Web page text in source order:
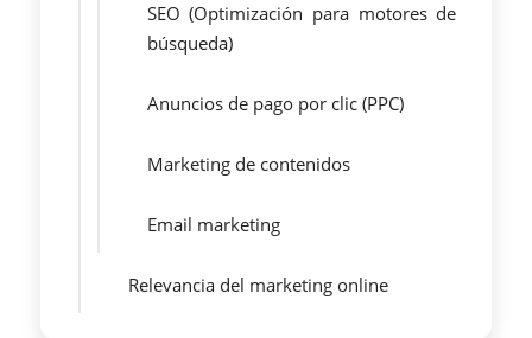
SEO (Optimización para motores de
búsqueda)
Anuncios de pago por clic (PPC)
Marketing de contenidos
Email marketing
Relevancia del marketing online